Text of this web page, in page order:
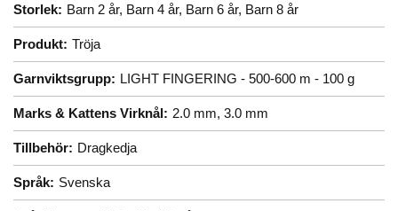
Storlek: Barn 2 år, Barn 4 år, Barn 6 år, Barn 8 år
Produkt: Tröja
Garnviktsgrupp: LIGHT FINGERING - 500-600 m - 100 g
Marks & Kattens Virknål: 2.0 mm, 3.0 mm
Tillbehör: Dragkedja
Språk: Svenska